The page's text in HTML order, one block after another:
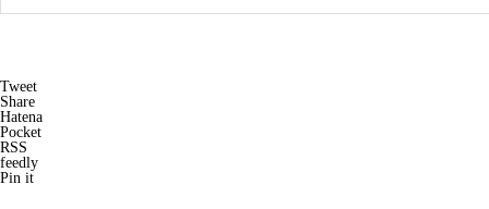
Tweet
Share
Hatena
Pocket
RSS
feedly
Pin it